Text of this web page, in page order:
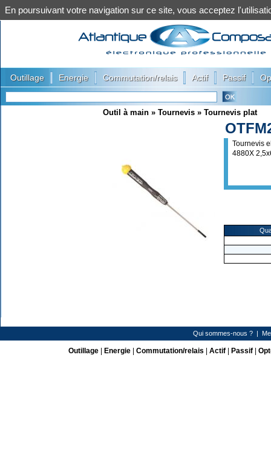
Outillage Energie Commutation/relais Actif Passif
Outil à main » Tournevis » Tournevis plat
Tournevis
4880X
Qui sommes-nous ? |
Outillage| Energie| Commutation/relais Actif| Passif|
En poursuivant votre navigation sur ce site, vous acceptez